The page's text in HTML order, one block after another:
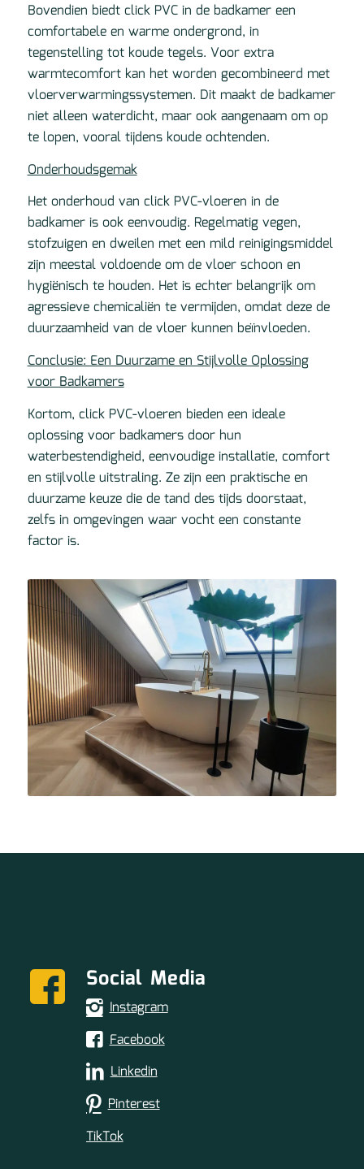
Bovendien biedt click PVC in de badkamer een
comfortabele en warme ondergrond, in
tegenstelling tot koude tegels. Voor extra
warmtecomfort kan het worden gecombineerd met
vloerverwarmingssystemen. Dit maakt de badkamer
niet alleen waterdicht, maar ook aangenaam om op
te lopen, vooral tijdens koude ochtenden.
Onderhoudsgemak
Het onderhoud van click PVC-vloeren in de
badkamer is ook eenvoudig. Regelmatig vegen,
stofzuigen en dweilen met een mild reinigingsmiddel
zijn meestal voldoende om de vloer schoon en
hygiënisch te houden. Het is echter belangrijk om
agressieve chemicaliën te vermijden, omdat deze de
duurzaamheid van de vloer kunnen beïnvloeden.
Conclusie: Een Duurzame en Stijlvolle Oplossing
voor Badkamers
Kortom, click PVC-vloeren bieden een ideale
oplossing voor badkamers door hun
waterbestendigheid, eenvoudige installatie, comfort
en stijlvolle uitstraling. Ze zijn een praktische en
duurzame keuze die de tand des tijds doorstaat,
zelfs in omgevingen waar vocht een constante
factor is.
Social Media
Instagram
Facebook
Linkedin
Pinterest
TikTok